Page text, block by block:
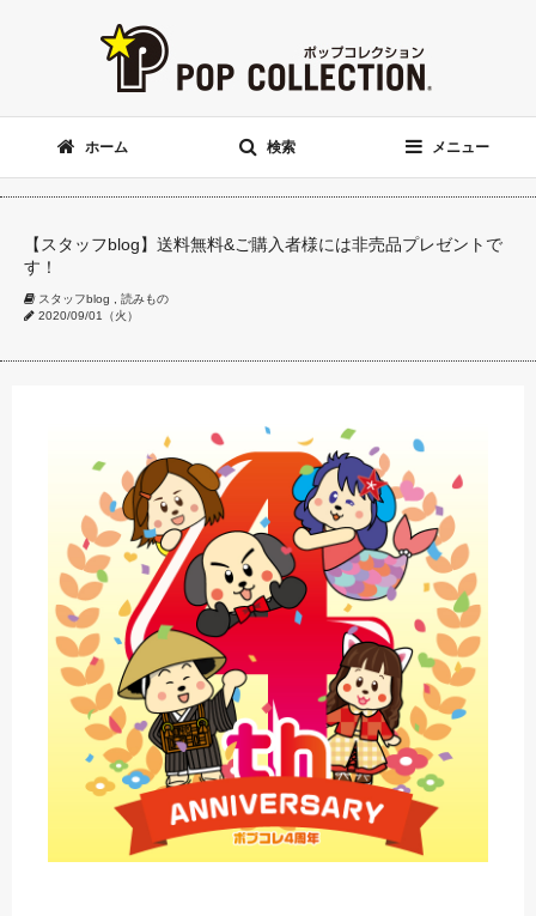
ホーム 検索 メニュー
【スタッフblog】送料無料&ご購入者様には非売品プレゼントで
す！
スタッフblog
読みもの
2020/09/01（火）